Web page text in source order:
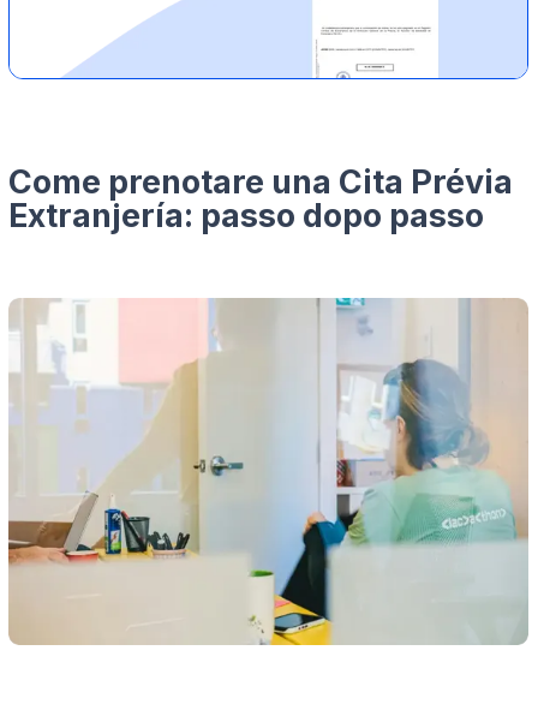
Come prenotare una Cita Prévia
Extranjería: passo dopo passo